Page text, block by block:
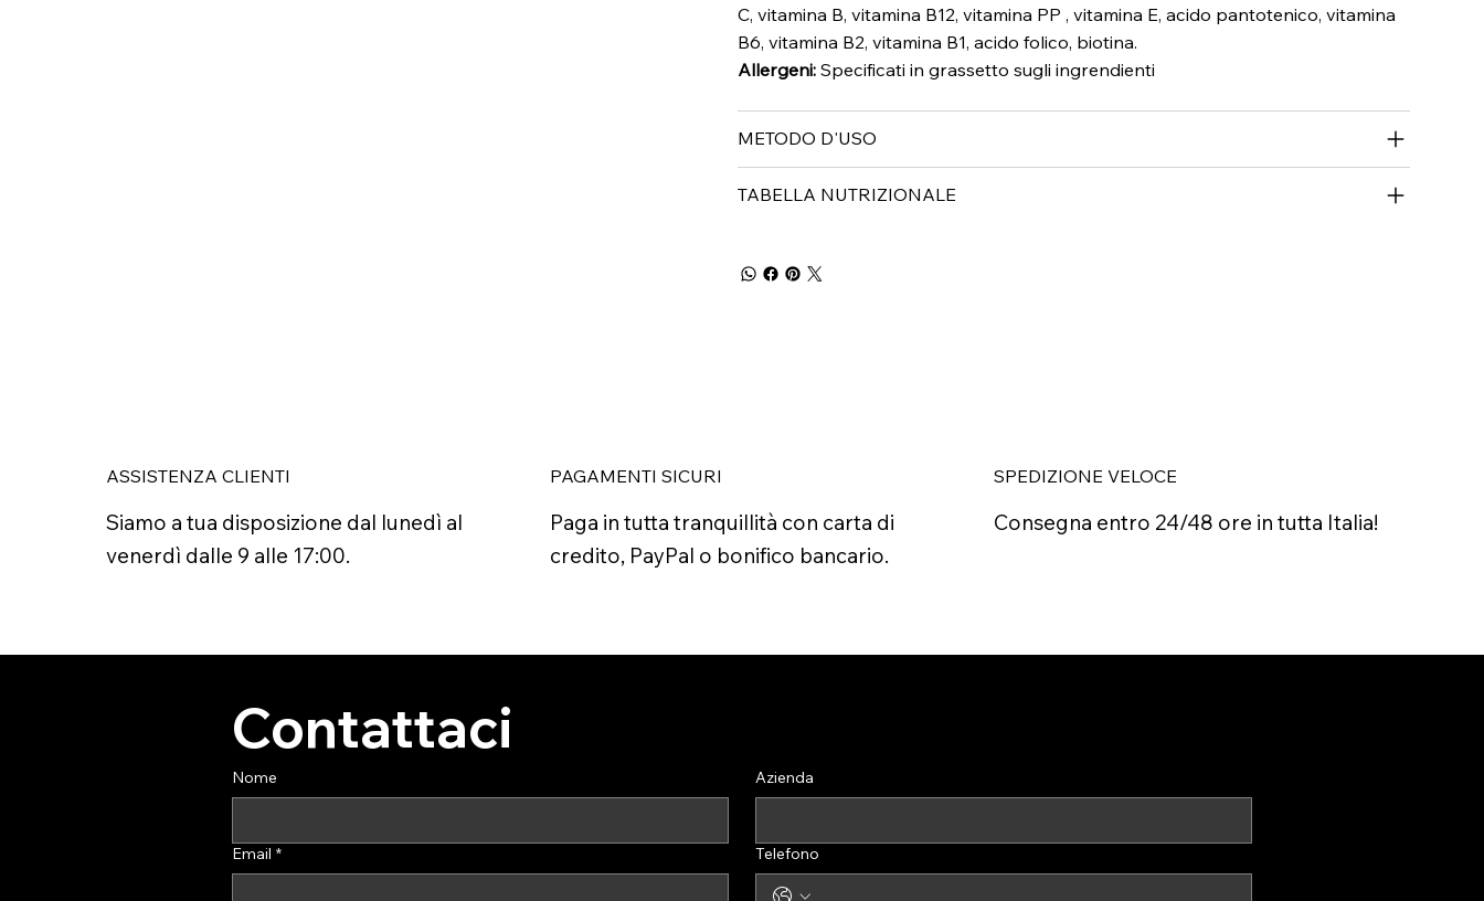
C, vitamina B, vitamina B12, vitamina PP , vitamina E, acido pantotenico, vitamina
B6, vitamina B2, vitamina B1, acido folico, biotina.
Allergeni: Specificati in grassetto sugli ingrendienti
METODO D'USO
TABELLA NUTRIZIONALE
ASSISTENZA CLIENTI
Siamo a tua disposizione dal lunedì al
venerdì dalle 9 alle 17:00.
PAGAMENTI SICURI
Paga in tutta tranquillità con carta di
credito, PayPal o bonifico bancario.
SPEDIZIONE VELOCE
Consegna entro 24/48 ore in tutta Italia!
Contattaci
Nome Azienda
Email * Telefono